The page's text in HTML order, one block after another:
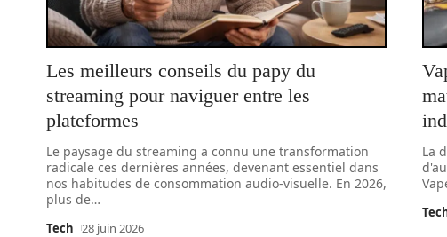
Les meilleurs conseils du papy du
streaming pour naviguer entre les
plateformes
Le paysage du streaming a connu une transformation
radicale ces dernières années, devenant essentiel dans
nos habitudes de consommation audio-visuelle. En 2026,
plus de…
Tech 28 juin 2026
La